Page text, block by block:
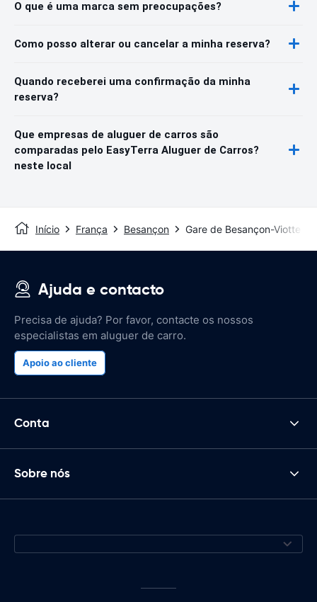
O que é uma marca sem preocupações?
Como posso alterar ou cancelar a minha reserva?
Quando receberei uma confirmação da minha
reserva?
Que empresas de aluguer de carros são
comparadas pelo EasyTerra Aluguer de Carros?
neste local
Início França Besançon Gare de Besançon-Viotte
Ajuda e contacto
Precisa de ajuda? Por favor, contacte os nossos
especialistas em aluguer de carro.
Apoio ao cliente
Conta
Sobre nós